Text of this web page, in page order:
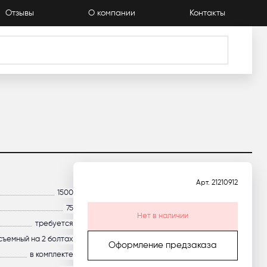
Отзывы О компании Контакты
1500
75
требуется
на 2 болтах
в комплекте
Арт. 21210912
Нет в наличии
Оформление предзаказа